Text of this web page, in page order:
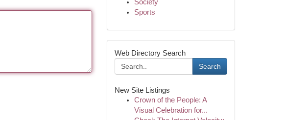
Society
Sports
Web Directory Search
Search
New Site Listings
Crown of the People: A
Visual Celebration for...